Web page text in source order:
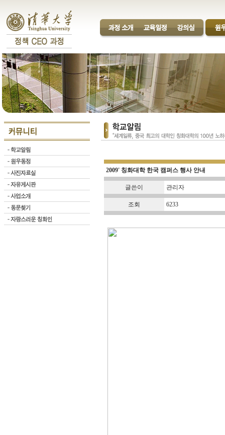
2009' 칭화대학 한국 캠퍼스 행사 안내
글쓴이 관리자
조회 6233